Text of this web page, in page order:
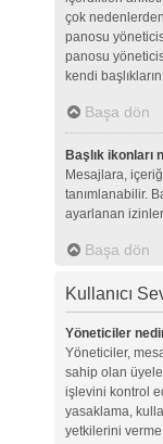
çok
panosu
panosu
kendi
Başa dön
Başlık ikonları
Mesajlara,
tanımlanabilir.
ayarlanan
Başa dön
Kullanıcı
Yöneticiler
Yöneticiler,
sahip olan
işlevini kontrol
yasaklama,
yetkilerini